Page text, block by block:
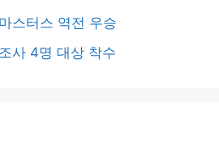
스터스 역전 우승
사 4명 대상 착수